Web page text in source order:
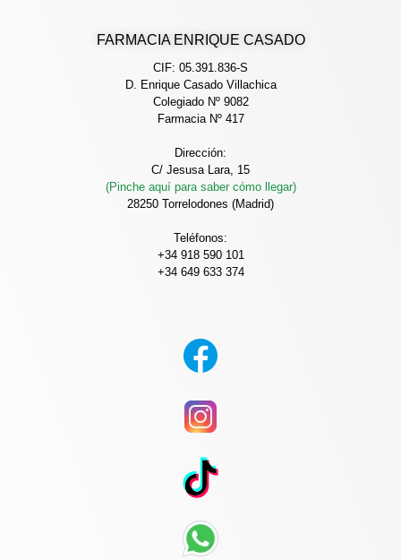
FARMACIA ENRIQUE CASADO
CIF: 05.391.836-S
D. Enrique Casado Villachica
Colegiado Nº 9082
Farmacia Nº 417
Dirección:
C/ Jesusa Lara, 15
(Pinche aquí para saber cómo llegar)
28250 Torrelodones (Madrid)
Teléfonos:
+34 918 590 101
+34 649 633 374